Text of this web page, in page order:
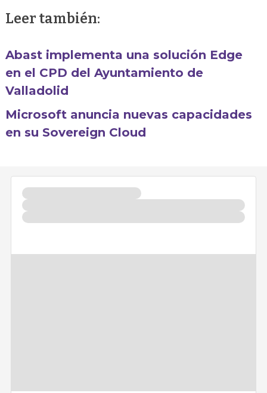
Leer también:
Abast implementa una solución Edge
en el CPD del Ayuntamiento de
Valladolid
Microsoft anuncia nuevas capacidades
en su Sovereign Cloud